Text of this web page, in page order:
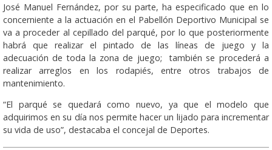
José Manuel Fernández, por su parte, ha especificado que en lo
concerniente a la actuación en el Pabellón Deportivo Municipal se
va a proceder al cepillado del parqué, por lo que posteriormente
habrá que realizar el pintado de las líneas de juego y la
adecuación de toda la zona de juego; también se procederá a
realizar arreglos en los rodapiés, entre otros trabajos de
mantenimiento.
“El parqué se quedará como nuevo, ya que el modelo que
adquirimos en su día nos permite hacer un lijado para incrementar
su vida de uso”, destacaba el concejal de Deportes.